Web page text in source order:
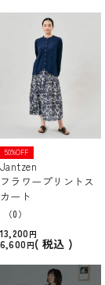
50%OFF
Jantzen
フラワープリントス
カート
（0）
13,200
6,600
税込